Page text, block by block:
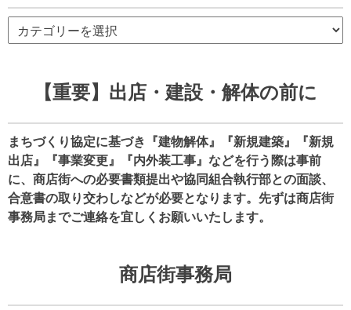
テ
【重要】出店・建設・解体の前に
まちづくり協定に基づき『建物解体』『新規建築』『新規
出店』『事業変更』『内外装工事』などを行う際は事前
に、商店街への必要書類提出や協同組合執行部との面談、
合意書の取り交わしなどが必要となります。先ずは商店街
事務局までご連絡を宜しくお願いいたします。
商店街事務局